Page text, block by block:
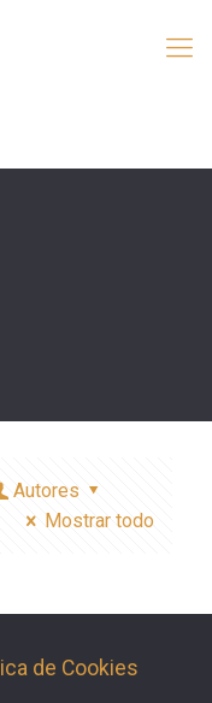
Autores
Mostrar todo
de Cookies